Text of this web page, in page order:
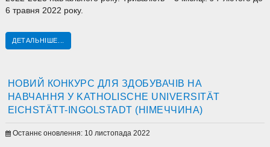
6 травня 2022 року.
ДЕТАЛЬНІШЕ...
НОВИЙ КОНКУРС ДЛЯ ЗДОБУВАЧІВ НА
НАВЧАННЯ У KATHOLISCHE UNIVERSITÄT
EICHSTÄTT-INGOLSTADT (НІМЕЧЧИНА)
Останнє оновлення: 10 листопада 2022